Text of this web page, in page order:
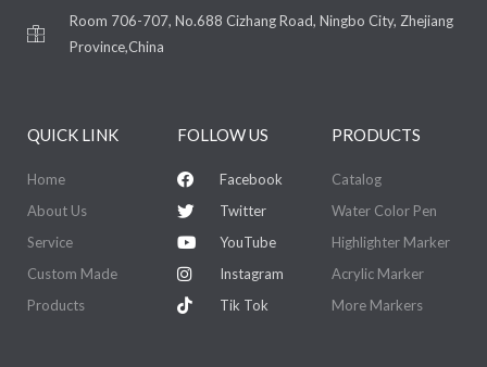
Room 706-707, No.688 Cizhang Road, Ningbo City, Zhejiang
Province,China
QUICK LINK
Home
About Us
Service
Custom Made
Products
FOLLOW US
Facebook
Twitter
YouTube
Instagram
Tik Tok
PRODUCTS
Catalog
Water Color Pen
Highlighter Marker
Acrylic Marker
More Markers